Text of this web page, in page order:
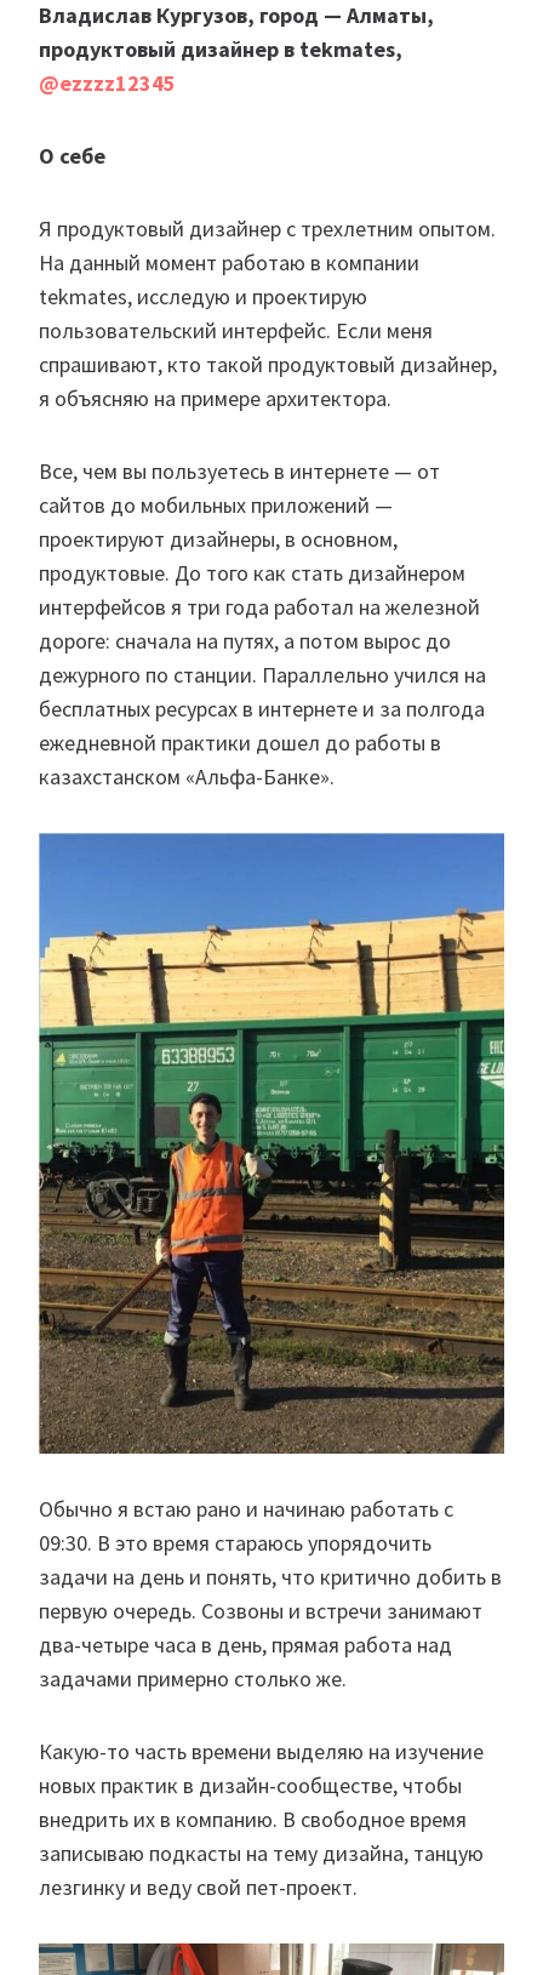
Владислав Кургузов, город — Алматы,
продуктовый дизайнер в tekmates,
@ezzzz12345
О себе
Я продуктовый дизайнер с трехлетним опытом.
На данный момент работаю в компании
tekmates, исследую и проектирую
пользовательский интерфейс. Если меня
спрашивают, кто такой продуктовый дизайнер,
я объясняю на примере архитектора.
Все, чем вы пользуетесь в интернете — от
сайтов до мобильных приложений —
проектируют дизайнеры, в основном,
продуктовые. До того как стать дизайнером
интерфейсов я три года работал на железной
дороге: сначала на путях, а потом вырос до
дежурного по станции. Параллельно учился на
бесплатных ресурсах в интернете и за полгода
ежедневной практики дошел до работы в
казахстанском «Альфа-Банке».
Обычно я встаю рано и начинаю работать с
09:30. В это время стараюсь упорядочить
задачи на день и понять, что критично добить в
первую очередь. Созвоны и встречи занимают
два-четыре часа в день, прямая работа над
задачами примерно столько же.
Какую-то часть времени выделяю на изучение
новых практик в дизайн-сообществе, чтобы
внедрить их в компанию. В свободное время
записываю подкасты на тему дизайна, танцую
лезгинку и веду свой пет-проект.